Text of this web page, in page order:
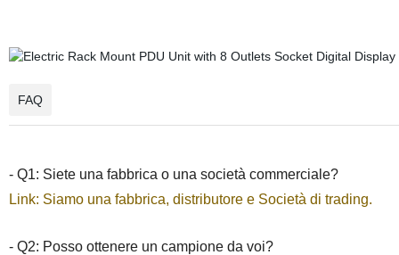
FAQ
- Q1: Siete una fabbrica o una società commerciale?
Link: Siamo una fabbrica, distributore e Società di trading.
- Q2: Posso ottenere un campione da voi?